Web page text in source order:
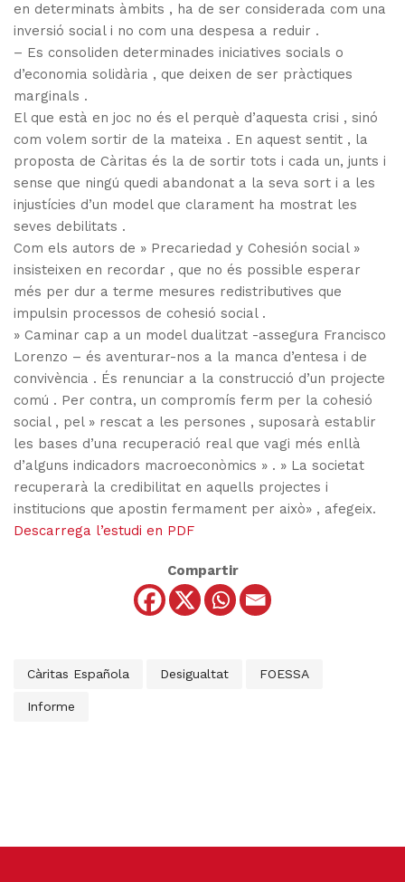
en determinats àmbits , ha de ser considerada com una
inversió social i no com una despesa a reduir .
– Es consoliden determinades iniciatives socials o
d’economia solidària , que deixen de ser pràctiques
marginals .
El que està en joc no és el perquè d’aquesta crisi , sinó
com volem sortir de la mateixa . En aquest sentit , la
proposta de Càritas és la de sortir tots i cada un, junts i
sense que ningú quedi abandonat a la seva sort i a les
injustícies d’un model que clarament ha mostrat les
seves debilitats .
Com els autors de » Precariedad y Cohesión social »
insisteixen en recordar , que no és possible esperar
més per dur a terme mesures redistributives que
impulsin processos de cohesió social .
» Caminar cap a un model dualitzat -assegura Francisco
Lorenzo – és aventurar-nos a la manca d’entesa i de
convivència . És renunciar a la construcció d’un projecte
comú . Per contra, un compromís ferm per la cohesió
social , pel » rescat a les persones , suposarà establir
les bases d’una recuperació real que vagi més enllà
d’alguns indicadors macroeconòmics » . » La societat
recuperarà la credibilitat en aquells projectes i
institucions que apostin fermament per això» , afegeix.
Descarrega l’estudi en PDF
Compartir
Càritas Española Desigualtat FOESSA
Informe